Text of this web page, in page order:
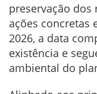
preservação
ações concretas
2026, a data
existência e
ambiental do